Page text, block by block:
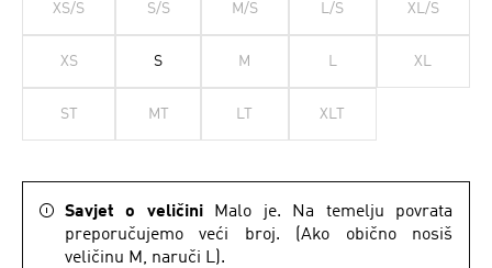
XS/S S/S M/S L/S XL/S
XS S M L XL
ST MT LT XLT
Savjet o veličini
Malo je. Na temelju povrata
preporučujemo veći broj. (Ako obično nosiš
veličinu M, naruči L).